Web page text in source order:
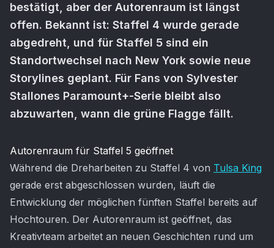
bestätigt, aber der Autorenraum ist längst
offen. Bekannt ist: Staffel 4 wurde gerade
abgedreht, und für Staffel 5 sind ein
Standortwechsel nach New York sowie neue
Storylines geplant. Für Fans von Sylvester
Stallones Paramount+-Serie bleibt also
abzuwarten, wann die grüne Flagge fällt.
Artikel-Inhalt
Autorenraum für Staffel 5 geöffnet
Während die Dreharbeiten zu Staffel 4 von Tulsa King
gerade erst abgeschlossen wurden, läuft die
Entwicklung der möglichen fünften Staffel bereits auf
Hochtouren. Der Autorenraum ist geöffnet, das
Kreativteam arbeitet an neuen Geschichten rund um